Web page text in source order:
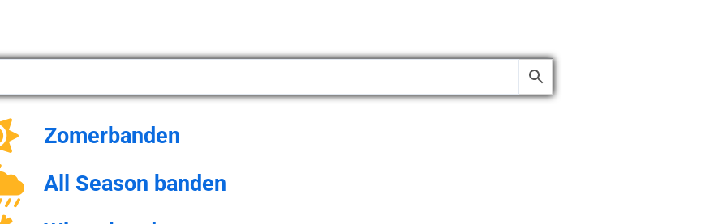
Zomerbanden
All Season banden